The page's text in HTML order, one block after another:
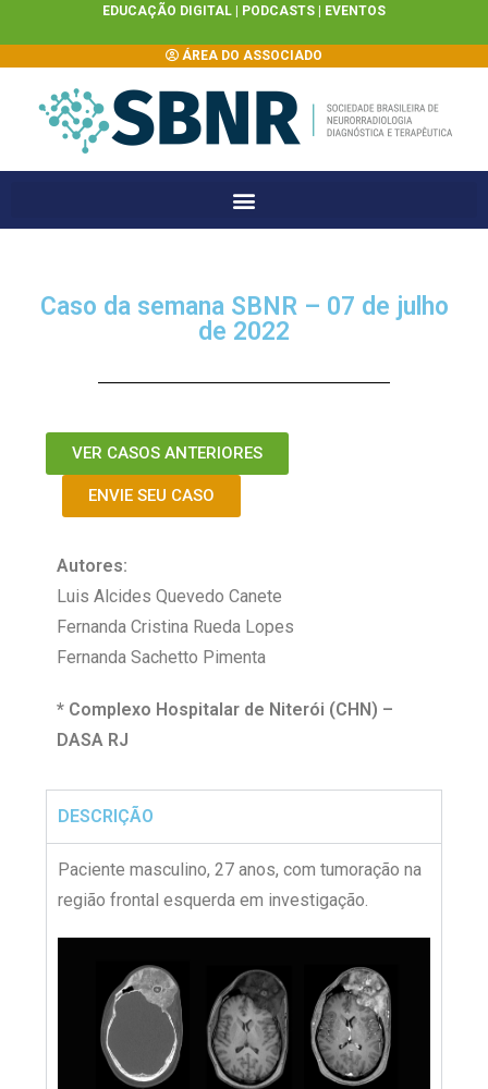
EDUCAÇÃO DIGITAL | PODCASTS EVENTOS
ÁREA DO ASSOCIADO
Caso da semana SBNR – 07 de julho
de 2022
VER CASOS ANTERIORES
ENVIE SEU CASO
Autores:
Luis Alcides Quevedo Canete
Fernanda Cristina Rueda Lopes
Fernanda Sachetto Pimenta
* Complexo Hospitalar de Niterói (CHN) –
DASA RJ
DESCRIÇÃO
Paciente masculino, 27 anos, com tumoração na
região frontal esquerda em investigação.